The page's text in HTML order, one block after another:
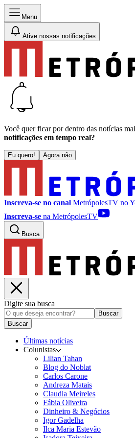
Menu
Ative nossas notificações
Você quer ficar por dentro das notícias
notificações em tempo real?
Eu quero! Agora não
Inscreva-se no canal MetrópolesTV no
Inscreva-se na MetrópolesTV
Busca
Digite sua busca
Buscar
Buscar
Últimas notícias
Colunistas
Lilian Tahan
Blog do Noblat
Carlos Carone
Andreza Matais
Claudia Meireles
Fábia Oliveira
Dinheiro & Negócios
Igor Gadelha
Ilca Maria Estevão